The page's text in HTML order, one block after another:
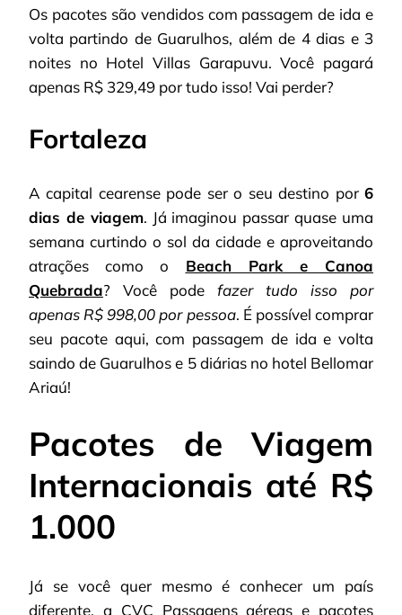
Os pacotes são vendidos com passagem de ida e
volta partindo de Guarulhos, além de 4 dias e 3
noites no Hotel Villas Garapuvu. Você pagará
apenas R$ 329,49 por tudo isso! Vai perder?
Fortaleza
A capital cearense pode ser o seu destino por 6
dias de viagem. Já imaginou passar quase uma
semana curtindo o sol da cidade e aproveitando
atrações como o Beach Park e Canoa
Quebrada? Você pode fazer tudo isso por
apenas R$ 998,00 por pessoa. É possível comprar
seu pacote aqui, com passagem de ida e volta
saindo de Guarulhos e 5 diárias no hotel Bellomar
Ariaú!
Pacotes de Viagem
Internacionais até R$
1.000
Já se você quer mesmo é conhecer um país
diferente, a CVC Passagens aéreas e pacotes